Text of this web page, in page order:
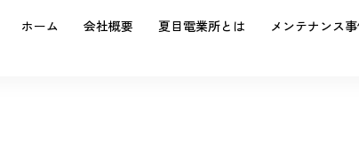
ホーム 会社概要 夏目電業所とは メンテナンス